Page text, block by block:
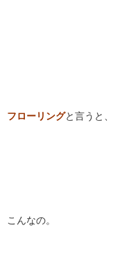
フローリングと言うと、
こんなの。